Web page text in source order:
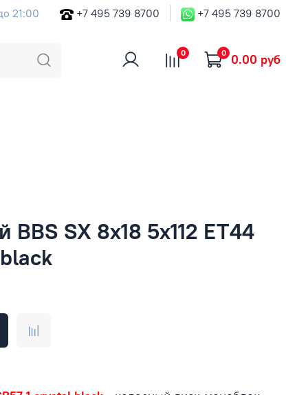
21:00 +7 495 739 8700 +7 495 739 8700
0 0 0.00 руб
SX 8x18 5x112 ET44